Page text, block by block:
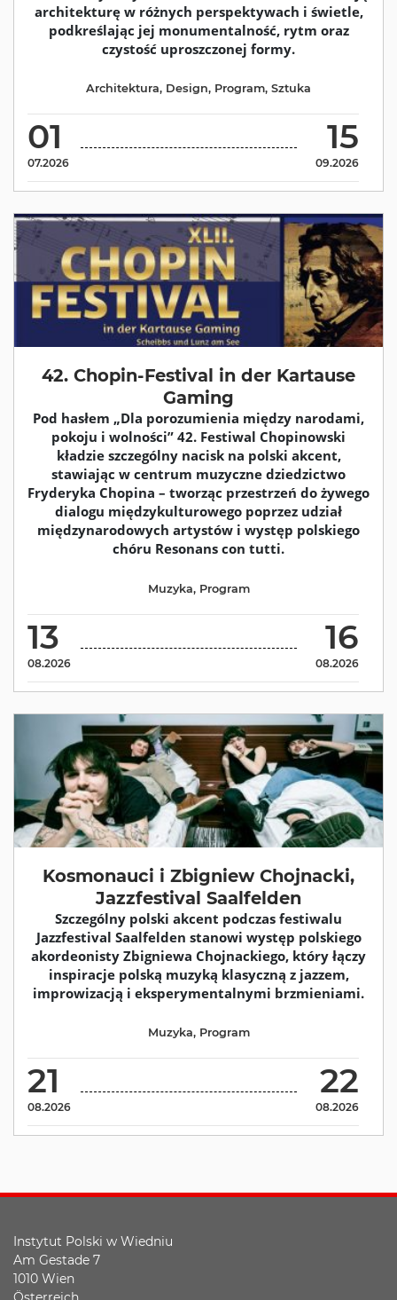
architekturę w różnych perspektywach i świetle,
podkreślając jej monumentalność, rytm oraz
czystość uproszczonej formy.
01
07.2026
15
09.2026
Architektura, Design, Program, Sztuka
42. Chopin-Festival in der Kartause
Gaming
Pod hasłem „Dla porozumienia między narodami,
pokoju i wolności” 42. Festiwal Chopinowski
kładzie szczególny nacisk na polski akcent,
stawiając w centrum muzyczne dziedzictwo
Fryderyka Chopina – tworząc przestrzeń do żywego
dialogu międzykulturowego poprzez udział
międzynarodowych artystów i występ polskiego
chóru Resonans con tutti.
13
08.2026
16
08.2026
Muzyka, Program
Kosmonauci i Zbigniew Chojnacki,
Jazzfestival Saalfelden
Szczególny polski akcent podczas festiwalu
Jazzfestival Saalfelden stanowi występ polskiego
akordeonisty Zbigniewa Chojnackiego, który łączy
inspiracje polską muzyką klasyczną z jazzem,
improwizacją i eksperymentalnymi brzmieniami.
21
08.2026
22
08.2026
Muzyka, Program
Instytut Polski w Wiedniu
Am Gestade 7
1010 Wien